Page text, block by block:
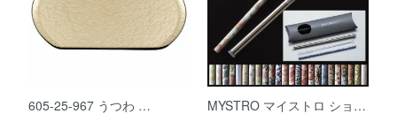
605-25-967 うつわ … MYSTRO マイストロ ショ…